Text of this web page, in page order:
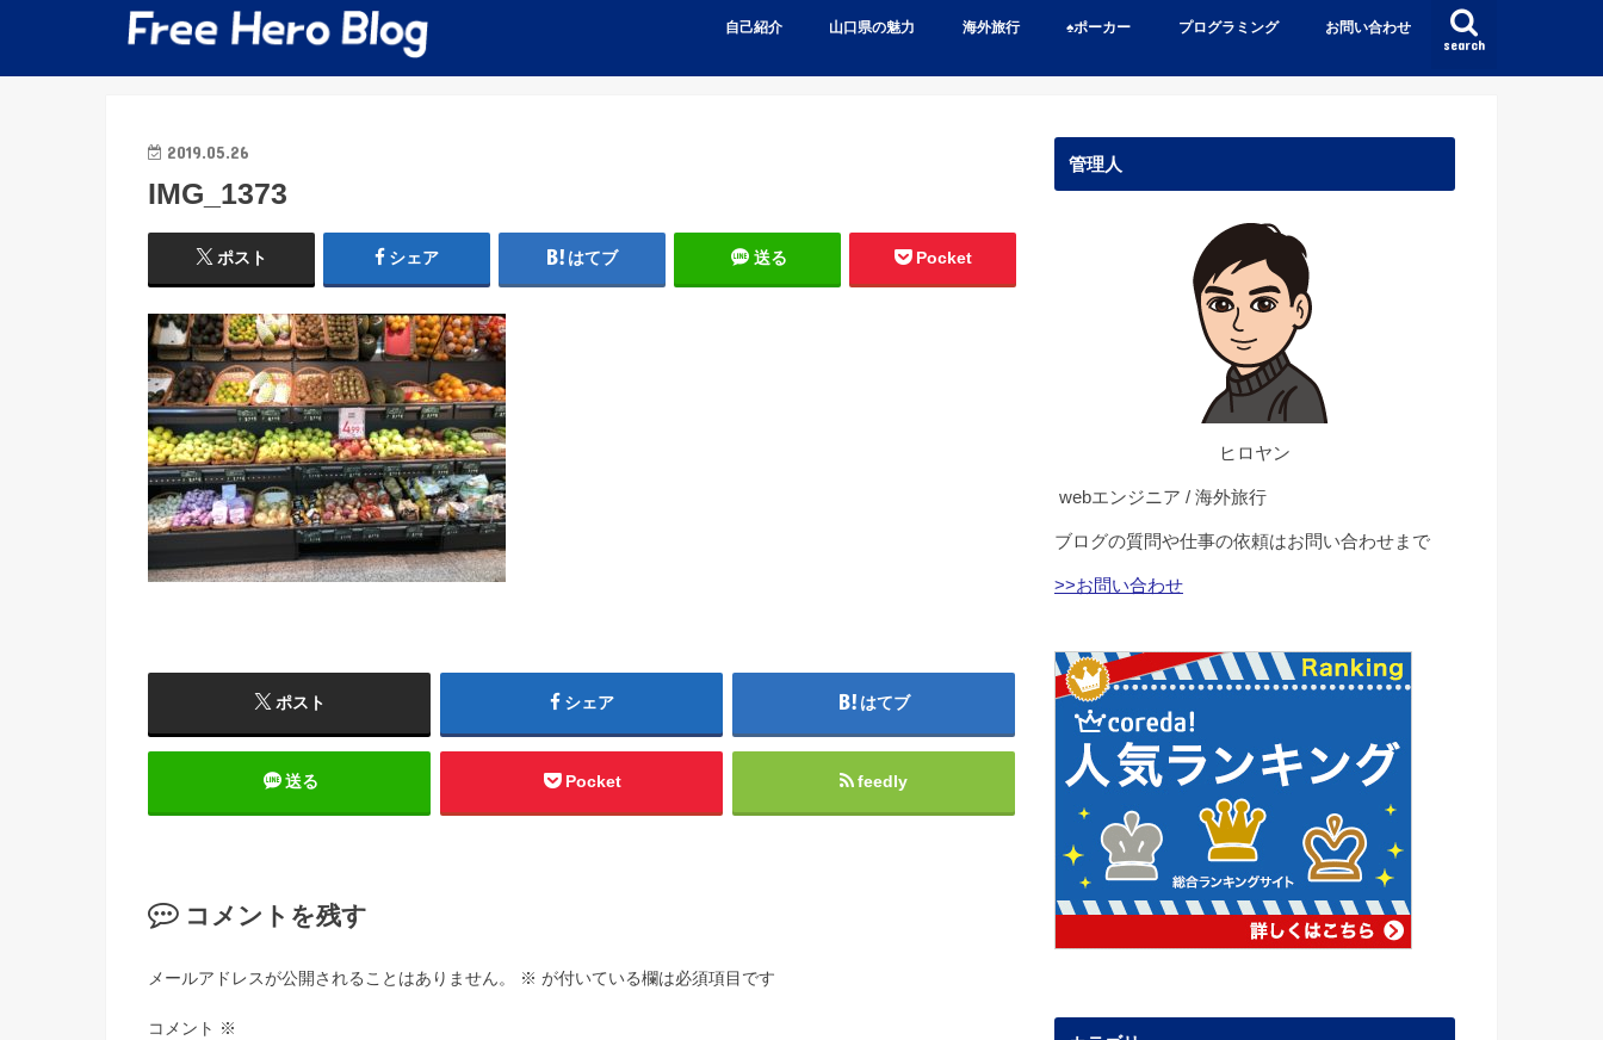
search
自己紹介 山口県の魅力 海外旅行 ♠️ポーカー プログラミング お問い合わせ
2019.05.26
IMG_1373
ポスト シェア はてブ 送る Pocket
ポスト シェア はてブ
送る Pocket feedly
コメントを残す
メールアドレスが公開されることはありません。 ※ が付いている欄は必須項目です
コメント ※
管理人
ヒロヤン
webエンジニア / 海外旅行
ブログの質問や仕事の依頼はお問い合わせまで
>>お問い合わせ